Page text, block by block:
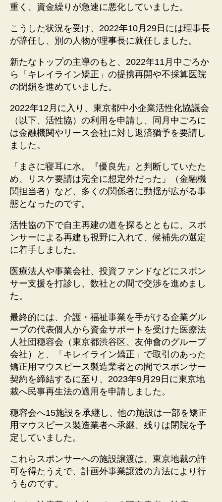
重く、資金繰りが急速に悪化していました。
こうした状況を受け、2022年10月29日には理事長
が辞任し、別の人物が理事長に就任しました。
新たなトップの主導のもと、2022年11月中ごろか
ら「キレイライン矯正」の提携再開や不採算医院
の閉鎖を進めていました。
2022年12月に入り、東京都中小企業活性化協議会
（以下、活性協）の利用を申請し、同月中ごろに
は金融機関やリース会社に対し返済猶予を要請し
ました。
「まさに寝耳に水。『優良先』と判断していたた
め、リスケ要請は完全に想定外だった」（金融機
関担当者）など、多くの関係者に動揺が広がる事
態となったのです。
活性協の下で自主再建の道を探るとともに、スポ
ンサーによる再建も視野に入れて、候補先の選定
に着手しました。
医療法人や事業会社、投資ファンドなどにスポン
サー支援を打診し、数社との間で交渉を進めまし
た。
最終的には、介護・福祉事業を手がける企業グル
ープの代表個人から資金サポートを受けた医療法
人社団穏容会（東京都渋谷区、友伸會のグループ
会社）と、「キレイライン矯正」で取引のあった
矯正用マウスピース製造業者との間でスポンサー
契約を締結するに至り、2023年9月29日に東京地
裁へ民事再生法の適用を申請しました。
穏容会へ15施設を承継し、他の施設は一部を矯正
用マウスピース製造業者へ承継、残りは閉院を予
定していました。
これらスポンサーへの施設譲渡は、東京地裁の許
可を得たうえで、計画外事業譲渡の方法により行
うものです。